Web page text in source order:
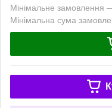
Мінімальне замовлення
Мінімальна сума